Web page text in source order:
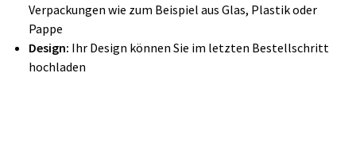
Verpackungen wie zum Beispiel aus Glas, Plastik oder
Pappe
Design: Ihr Design können Sie im letzten Bestellschritt
hochladen